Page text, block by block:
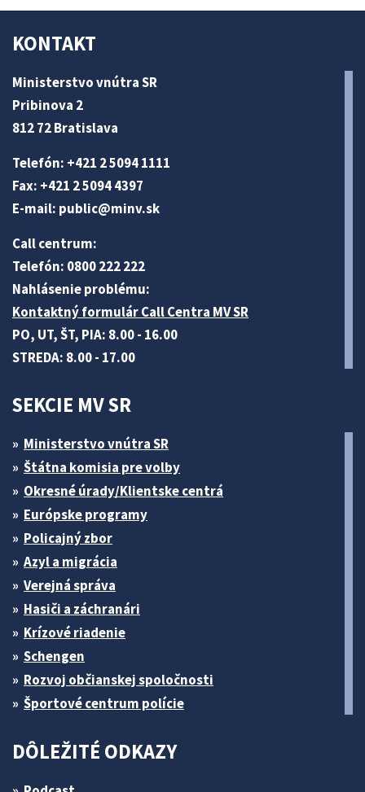
KONTAKT
Ministerstvo vnútra SR
Pribinova 2
812 72 Bratislava
Telefón: +421 2 5094 1111
Fax: +421 2 5094 4397
E-mail: public@minv.sk
Call centrum:
Telefón: 0800 222 222
Nahlásenie problému:
Kontaktný formulár Call Centra MV SR
PO, UT, ŠT, PIA: 8.00 - 16.00
STREDA: 8.00 - 17.00
SEKCIE MV SR
Ministerstvo vnútra SR
Štátna komisia pre volby
Okresné úrady/Klientske centrá
Európske programy
Policajný zbor
Azyl a migrácia
Verejná správa
Hasiči a záchranári
Krízové riadenie
Schengen
Rozvoj občianskej spoločnosti
Športové centrum polície
DÔLEŽITÉ ODKAZY